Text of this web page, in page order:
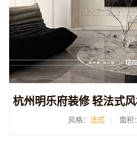
风格： 法式 面积：